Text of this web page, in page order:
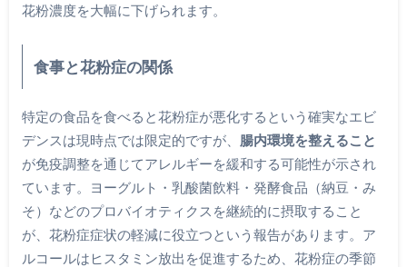
花粉濃度を大幅に下げられます。
食事と花粉症の関係
特定の食品を食べると花粉症が悪化するという確実なエビ
デンスは現時点では限定的ですが、 腸内環境を整えること
が免疫調整を通じてアレルギーを緩和する可能性が示され
ています。ヨーグルト・乳酸菌飲料・発酵食品（納豆・み
そ）などのプロバイオティクスを継続的に摂取すること
が、花粉症症状の軽減に役立つという報告があります。ア
ルコールはヒスタミン放出を促進するため、花粉症の季節